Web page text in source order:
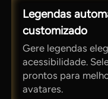
Legendas
customizado
Gere legendas
acessibilidade.
prontos para
avatares.